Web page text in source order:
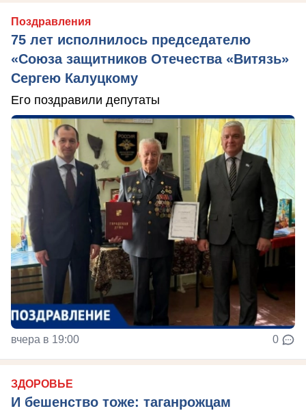
Поздравления
75 лет исполнилось председателю
«Союза защитников Отечества «Витязь»
Сергею Калуцкому
Его поздравили депутаты
вчера в 19:00 0
ЗДОРОВЬЕ
И бешенство тоже: таганрожцам